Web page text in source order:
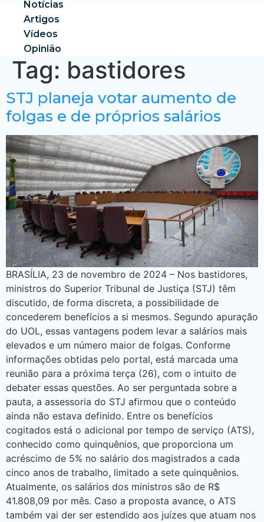
Notícias
Artigos
Vídeos
Opinião
Tag: bastidores
STJ planeja votar aumento de
folgas e de próprios salários
BRASÍLIA, 23 de novembro de 2024 – Nos bastidores,
ministros do Superior Tribunal de Justiça (STJ) têm
discutido, de forma discreta, a possibilidade de
concederem benefícios a si mesmos. Segundo apuração
do UOL, essas vantagens podem levar a salários mais
elevados e um número maior de folgas. Conforme
informações obtidas pelo portal, está marcada uma
reunião para a próxima terça (26), com o intuito de
debater essas questões. Ao ser perguntada sobre a
pauta, a assessoria do STJ afirmou que o conteúdo
ainda não estava definido. Entre os benefícios
cogitados está o adicional por tempo de serviço (ATS),
conhecido como quinquênios, que proporciona um
acréscimo de 5% no salário dos magistrados a cada
cinco anos de trabalho, limitado a sete quinquênios.
Atualmente, os salários dos ministros são de R$
41.808,09 por mês. Caso a proposta avance, o ATS
também vai der ser estendido aos juízes que atuam nos